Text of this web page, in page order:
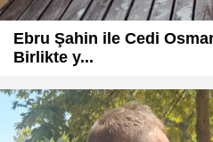
Ebru Şahin ile Cedi
Birlikte y...